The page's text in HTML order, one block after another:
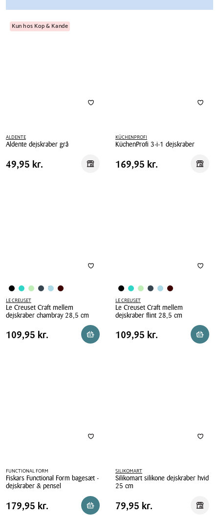
Kun hos Kop & Kande
ALDENTE
Aldente dejskraber grå
Aldente
dejskraber
Pris
tabel
Pris 49,95 kr.
49,95 kr. Reservér i butik
KÜCHENPROFI
KüchenProfi 3-i-1 dejskraber
KüchenProfi
3-
Pris
Pris 169,95 kr.
169,95 kr.
LE CREUSET
Le Creuset Craft mellem
dejskraber chambray 28,5 cm
Le
Creuset
Pris
Pris 109,95 kr.
109,95 kr. Læg i kurv
LE CREUSET
Le Creuset Craft mellem
dejskraber flint 28,5 cm
Le
Creuset
Pris
Pris 109,95 kr.
109,95 kr.
FUNCTIONAL FORM
Fiskars Functional Form bagesæt -
dejskraber & pensel
Fiskars
Functional
Pris
Pris 179,95 kr.
179,95 kr. Reservér i butik
SILIKOMART
Silikomart silikone dejskraber hvid
25 cm
Silikomart
silikone
Pris
tabel
Pris 79,95 kr.
79,95 kr.